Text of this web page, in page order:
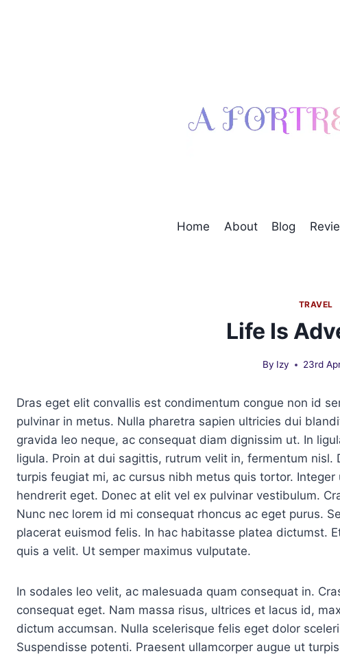
Home About Blog
TRAVEL
Life Is
By Izy 23rd
Dras eget elit convallis est condimentum congue non id
pulvinar in metus. Nulla pharetra sapien ultricies dui
gravida leo neque, ac consequat diam dignissim ut. In
ligula. Proin at dui sagittis, rutrum velit in, fermentum
turpis feugiat mi, ac cursus nibh metus quis tortor.
hendrerit eget. Donec at elit vel ex pulvinar vestibulum.
Nunc nec lorem id mi consequat rhoncus ac eget purus.
placerat euismod felis. In hac habitasse platea dictumst.
quis a velit. Ut semper maximus vulputate.
In sodales leo velit, ac malesuada quam consequat in.
consequat eget. Nam massa risus, ultrices et lacus id,
dictum accumsan. Nulla scelerisque felis eget dolor
Suspendisse potenti. Praesent ullamcorper augue ut